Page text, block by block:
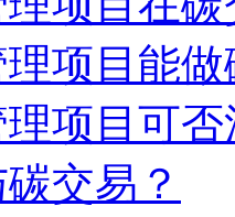
项目能
项目可
交易？